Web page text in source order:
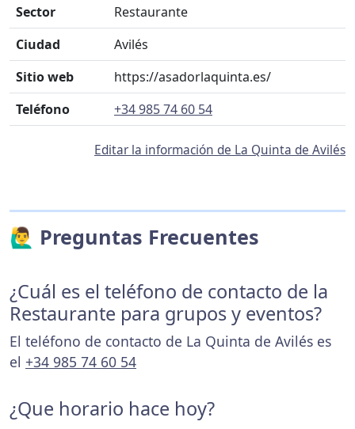
Sector
Restaurante
Ciudad
Avilés
Sitio web
https://asadorlaquinta.es/
Teléfono
+34 985 74 60 54
Editar la información de La Quinta de Avilés
🙋‍♂️ Preguntas Frecuentes
¿Cuál es el teléfono de contacto de la
Restaurante para grupos y eventos?
El teléfono de contacto de La Quinta de Avilés es
el +34 985 74 60 54
¿Que horario hace hoy?